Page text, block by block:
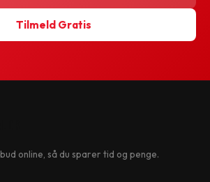
Tilmeld Gratis
online, så du sparer tid og penge.